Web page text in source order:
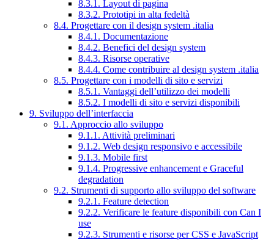
8.3.1. Layout di pagina
8.3.2. Prototipi in alta fedeltà
8.4. Progettare con il design system .italia
8.4.1. Documentazione
8.4.2. Benefici del design system
8.4.3. Risorse operative
8.4.4. Come contribuire al design system .italia
8.5. Progettare con i modelli di sito e servizi
8.5.1. Vantaggi dell’utilizzo dei modelli
8.5.2. I modelli di sito e servizi disponibili
9. Sviluppo dell’interfaccia
9.1. Approccio allo sviluppo
9.1.1. Attività preliminari
9.1.2. Web design responsivo e accessibile
9.1.3. Mobile first
9.1.4. Progressive enhancement e Graceful
degradation
9.2. Strumenti di supporto allo sviluppo del software
9.2.1. Feature detection
9.2.2. Verificare le feature disponibili con Can I
use
9.2.3. Strumenti e risorse per CSS e JavaScript